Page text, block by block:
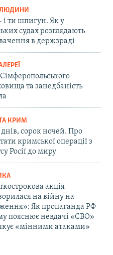
ЛЮДИНИ
і ти шпигун. Як у
судах розглядають
в держзраді
та занедбаність
КРИМ
сорок ночей. Про
кримської операції з
Росії до миру
акція
на війну на
Як пропаганда РФ
пояснює невдачі «СВО»
«мінними атаками»